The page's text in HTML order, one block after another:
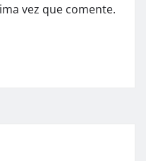
vez que comente.